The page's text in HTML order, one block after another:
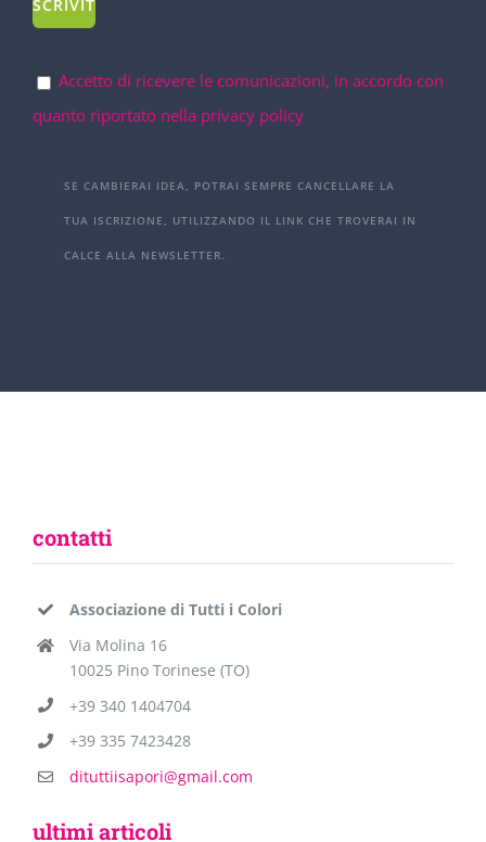
Accetto di ricevere le comunicazioni, in accordo con
quanto riportato nella privacy policy
SE CAMBIERAI IDEA, POTRAI SEMPRE CANCELLARE LA
TUA ISCRIZIONE, UTILIZZANDO IL LINK CHE TROVERAI IN
CALCE ALLA NEWSLETTER.
contatti
Associazione di Tutti i Colori
Via Molina 16
10025 Pino Torinese (TO)
+39 340 1404704
+39 335 7423428
dituttiisapori@gmail.com
ultimi articoli